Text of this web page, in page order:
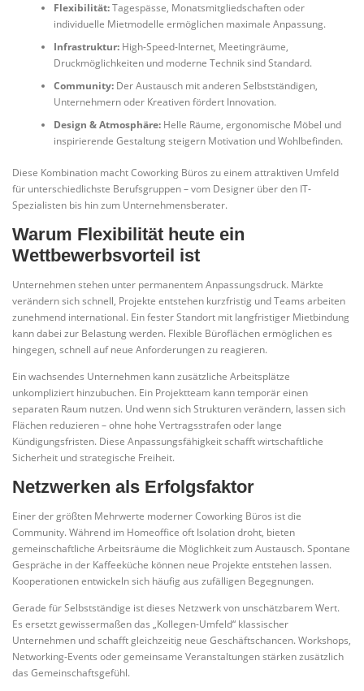
Flexibilität:Tagespässe, Monatsmitgliedschaften oder
individuelle Mietmodelle ermöglichen maximale Anpassung.
Infrastruktur:High-Speed-Internet, Meetingräume,
Druckmöglichkeiten und moderne Technik sind Standard.
Community:Der Austausch mit anderen Selbstständigen,
Unternehmern oder Kreativen fördert Innovation.
Design & Atmosphäre:Helle Räume, ergonomische Möbel und
inspirierende Gestaltung steigern Motivation und Wohlbefinden.
Diese Kombination macht Coworking Büros zu einem attraktiven Umfeld
für unterschiedlichste Berufsgruppen – vom Designer über den IT-
Spezialisten bis hin zum Unternehmensberater.
Warum Flexibilität heute ein
Wettbewerbsvorteil ist
Unternehmen stehen unter permanentem Anpassungsdruck. Märkte
verändern sich schnell, Projekte entstehen kurzfristig und Teams arbeiten
zunehmend international. Ein fester Standort mit langfristiger Mietbindung
kann dabei zur Belastung werden. Flexible Büroflächen ermöglichen es
hingegen, schnell auf neue Anforderungen zu reagieren.
Ein wachsendes Unternehmen kann zusätzliche Arbeitsplätze
unkompliziert hinzubuchen. Ein Projektteam kann temporär einen
separaten Raum nutzen. Und wenn sich Strukturen verändern, lassen sich
Flächen reduzieren – ohne hohe Vertragsstrafen oder lange
Kündigungsfristen. Diese Anpassungsfähigkeit schafft wirtschaftliche
Sicherheit und strategische Freiheit.
Netzwerken als Erfolgsfaktor
Einer der größten Mehrwerte moderner Coworking Büros ist die
Community. Während im Homeoffice oft Isolation droht, bieten
gemeinschaftliche Arbeitsräume die Möglichkeit zum Austausch. Spontane
Gespräche in der Kaffeeküche können neue Projekte entstehen lassen.
Kooperationen entwickeln sich häufig aus zufälligen Begegnungen.
Gerade für Selbstständige ist dieses Netzwerk von unschätzbarem Wert.
Es ersetzt gewissermaßen das „Kollegen-Umfeld“ klassischer
Unternehmen und schafft gleichzeitig neue Geschäftschancen. Workshops,
Networking-Events oder gemeinsame Veranstaltungen stärken zusätzlich
das Gemeinschaftsgefühl.